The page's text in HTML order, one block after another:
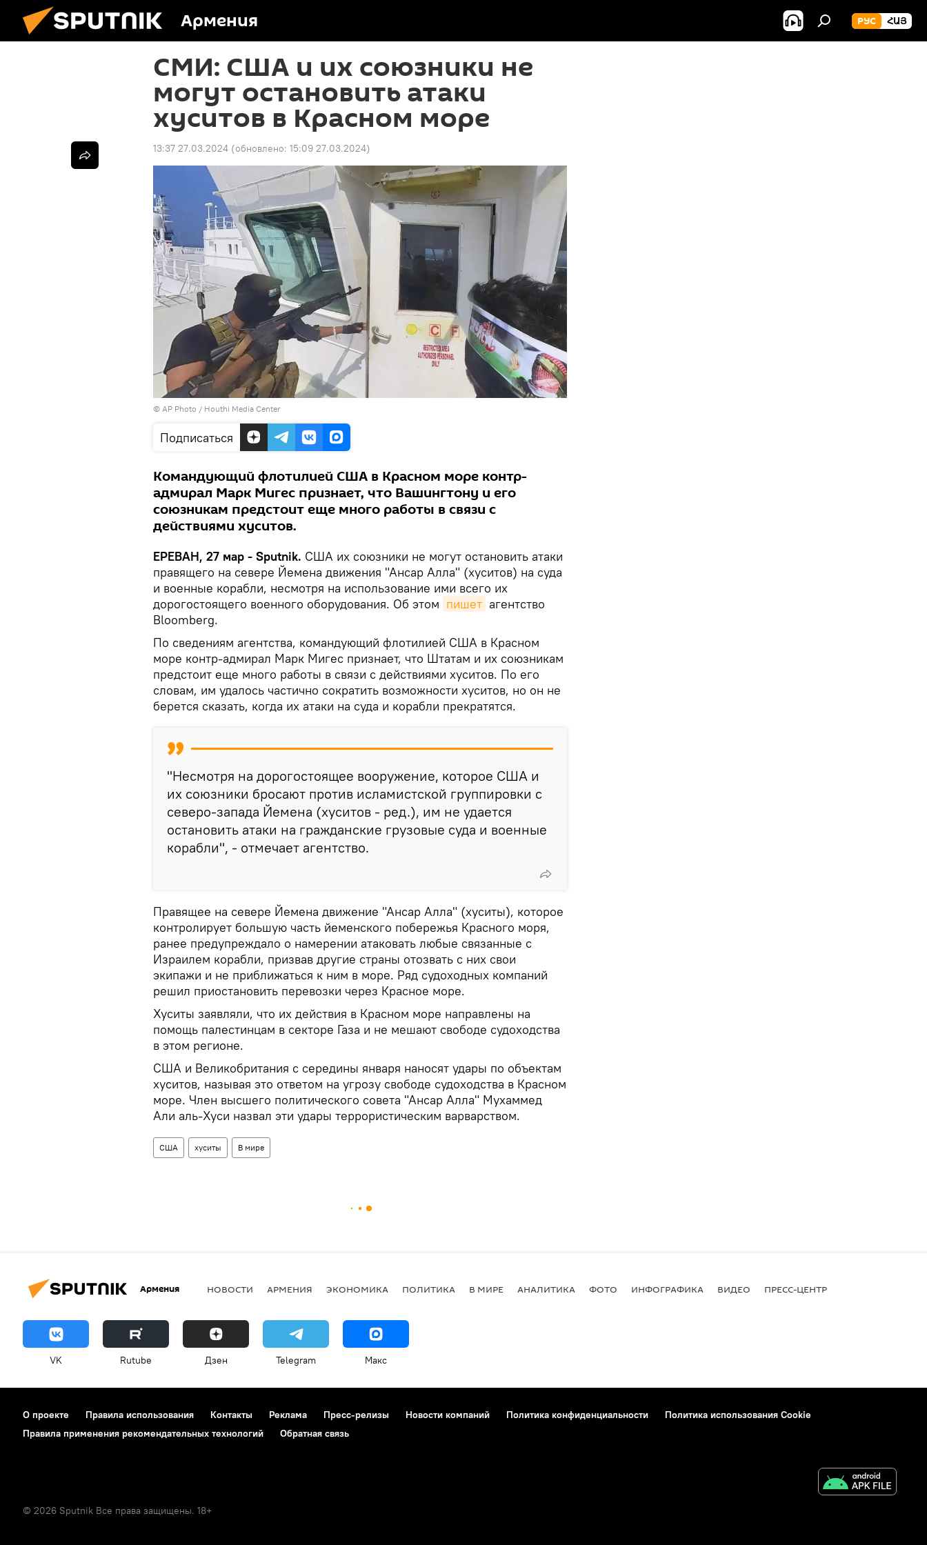
Армения РУС ՀԱՅ
СМИ: США и их союзники не
могут остановить атаки
хуситов в Красном море
13:37 27.03.2024 (обновлено: 15:09 27.03.2024)
© AP Photo / Houthi Media Center
Подписаться
Командующий флотилией США в Красном море контр-
адмирал Марк Мигес признает, что Вашингтону и его
союзникам предстоит еще много работы в связи с
действиями хуситов.
ЕРЕВАН, 27 мар - Sputnik. США их союзники не могут остановить атаки
правящего на севере Йемена движения "Ансар Алла" (хуситов) на суда
и военные корабли, несмотря на использование ими всего их
дорогостоящего военного оборудования. Об этом пишет агентство
Bloomberg.
По сведениям агентства, командующий флотилией США в Красном
море контр-адмирал Марк Мигес признает, что Штатам и их союзникам
предстоит еще много работы в связи с действиями хуситов. По его
словам, им удалось частично сократить возможности хуситов, но он не
берется сказать, когда их атаки на суда и корабли прекратятся.
"Несмотря на дорогостоящее вооружение, которое США и
их союзники бросают против исламистской группировки с
северо-запада Йемена (хуситов - ред.), им не удается
остановить атаки на гражданские грузовые суда и военные
корабли", - отмечает агентство.
Правящее на севере Йемена движение "Ансар Алла" (хуситы), которое
контролирует большую часть йеменского побережья Красного моря,
ранее предупреждало о намерении атаковать любые связанные с
Израилем корабли, призвав другие страны отозвать с них свои
экипажи и не приближаться к ним в море. Ряд судоходных компаний
решил приостановить перевозки через Красное море.
Хуситы заявляли, что их действия в Красном море направлены на
помощь палестинцам в секторе Газа и не мешают свободе судоходства
в этом регионе.
США и Великобритания с середины января наносят удары по объектам
хуситов, называя это ответом на угрозу свободе судоходства в Красном
море. Член высшего политического совета "Ансар Алла" Мухаммед
Али аль-Хуси назвал эти удары террористическим варварством.
США хуситы В мире
Армения НОВОСТИ АРМЕНИЯ ЭКОНОМИКА ПОЛИТИКА В МИРЕ АНАЛИТИКА ФОТО ИНФОГРАФИКА ВИДЕО ПРЕСС-ЦЕНТР
VK Rutube Дзен Telegram Макс
О проекте Правила использования Контакты Реклама Пресс-релизы Новости компаний Политика конфиденциальности
Политика использования Cookie
Правила применения рекомендательных технологий
Обратная связь
© 2026 Sputnik Все права защищены. 18+